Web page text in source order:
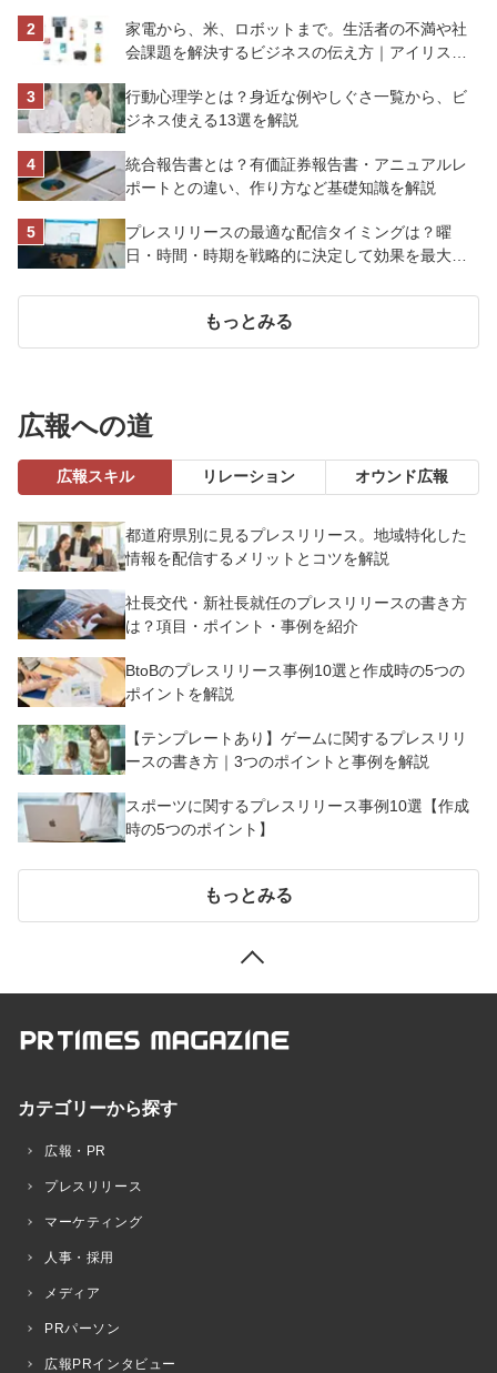
家電から、米、ロボットまで。生活者の不満や社
会課題を解決するビジネスの伝え方｜アイリスオ
行動心理学とは？身近な例やしぐさ一覧から、ビ
ジネス使える13選を解説
統合報告書とは？有価証券報告書・アニュアルレ
ポートとの違い、作り方など基礎知識を解説
プレスリリースの最適な配信タイミングは？曜
日・時間・時期を戦略的に決定して効果を最大化
もっとみる
広報への道
広報スキル リレーション オウンド広報
都道府県別に見るプレスリリース。地域特化した
情報を配信するメリットとコツを解説
社長交代・新社長就任のプレスリリースの書き方
は？項目・ポイント・事例を紹介
BtoBのプレスリリース事例10選と作成時の5つの
ポイントを解説
【テンプレートあり】ゲームに関するプレスリリ
ースの書き方｜3つのポイントと事例を解説
スポーツに関するプレスリリース事例10選【作成
時の5つのポイント】
もっとみる
カテゴリーから探す
広報・PR
プレスリリース
マーケティング
人事・採用
メディア
PRパーソン
広報PRインタビュー